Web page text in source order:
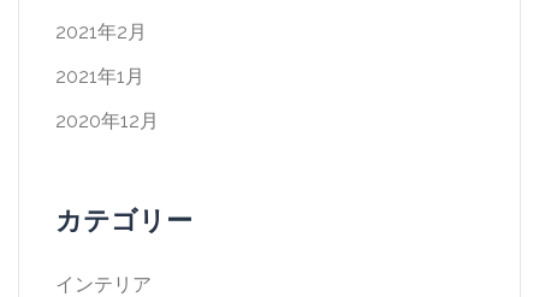
2021年2月
2021年1月
2020年12月
カテゴリー
インテリア